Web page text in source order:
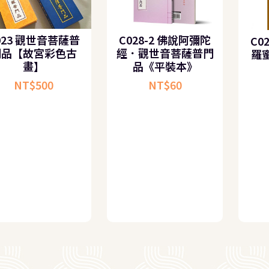
C023 觀世音菩薩普
門品【故宮彩色古
NT$
C028-2 佛說阿彌陀
經．觀世音菩薩普門
品《平裝本》
NT$